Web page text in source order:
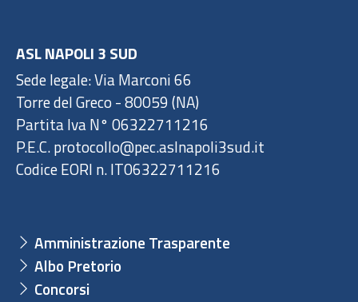
ASL NAPOLI 3 SUD
Sede legale: Via Marconi 66
Torre del Greco - 80059 (NA)
Partita Iva N° 06322711216
P.E.C. protocollo@pec.aslnapoli3sud.it
Codice EORI n. IT06322711216
Amministrazione Trasparente
Albo Pretorio
Concorsi